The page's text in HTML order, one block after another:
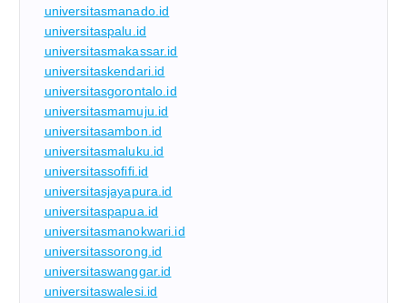
universitasmanado.id
universitaspalu.id
universitasmakassar.id
universitaskendari.id
universitasgorontalo.id
universitasmamuju.id
universitasambon.id
universitasmaluku.id
universitassofifi.id
universitasjayapura.id
universitaspapua.id
universitasmanokwari.id
universitassorong.id
universitaswanggar.id
universitaswalesi.id